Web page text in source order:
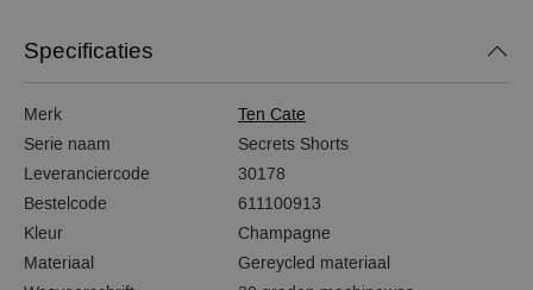
Specificaties
Merk
Ten Cate
Serie naam
Secrets Shorts
Leveranciercode
30178
Bestelcode
611100913
Kleur
Champagne
Materiaal
Gereycled materiaal